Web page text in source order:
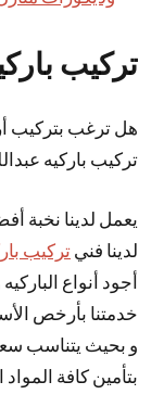
تركيب
هل ترغب بتركيب
تركيب باركيه
يعمل لدينا نخبة
لدينا فنيتركيب
أجود أنواع
خدمتنا بأرخص
و بحيث يتناسب
بتأمين كافة المواد